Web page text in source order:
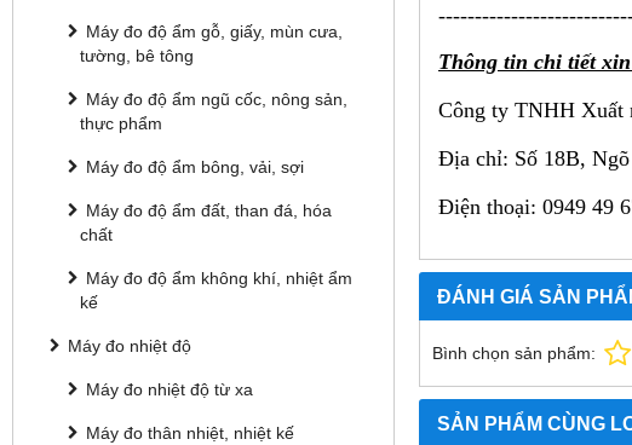
Máy đo độ ẩm gỗ, giấy, mùn cưa,
tường, bê tông
Máy đo độ ẩm ngũ cốc, nông sản,
thực phẩm
Máy đo độ ẩm bông, vải, sợi
Máy đo độ ẩm đất, than đá, hóa
chất
Máy đo độ ẩm không khí, nhiệt ẩm
kế
Máy đo nhiệt độ
Máy đo nhiệt độ từ xa
Máy đo thân nhiệt, nhiệt kế
Thông tin chi tiết
Công ty TNHH Xuất
Địa chỉ: Số 18B,
Điện thoại: 0949 49
ĐÁNH GIÁ SẢN
Bình chọn sản phẩm:
SẢN PHẨM CÙNG